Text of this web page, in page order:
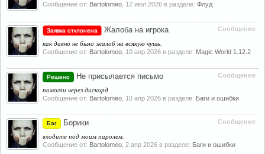
Сообщение от: Bartolomeo 12 июл 2026 в разделе: Флуд
Сообщение
Заявка отклонена Жалоба на игрока
как давно не было жалоб на всякую чушь.
Сообщение от: Bartolomeo 10 апр 2026 в разделе: Magic World 1.12.2
Сообщение
Решено Не присылается письмо
помогли через дискорд
Сообщение от: Bartolomeo 10 апр 2026 в разделе: Баги и ошибки
Сообщение
Баг Борики
входите под моим паролем.
Сообщение от: Bartolomeo 2 апр 2026 в разделе: Баги и ошибки